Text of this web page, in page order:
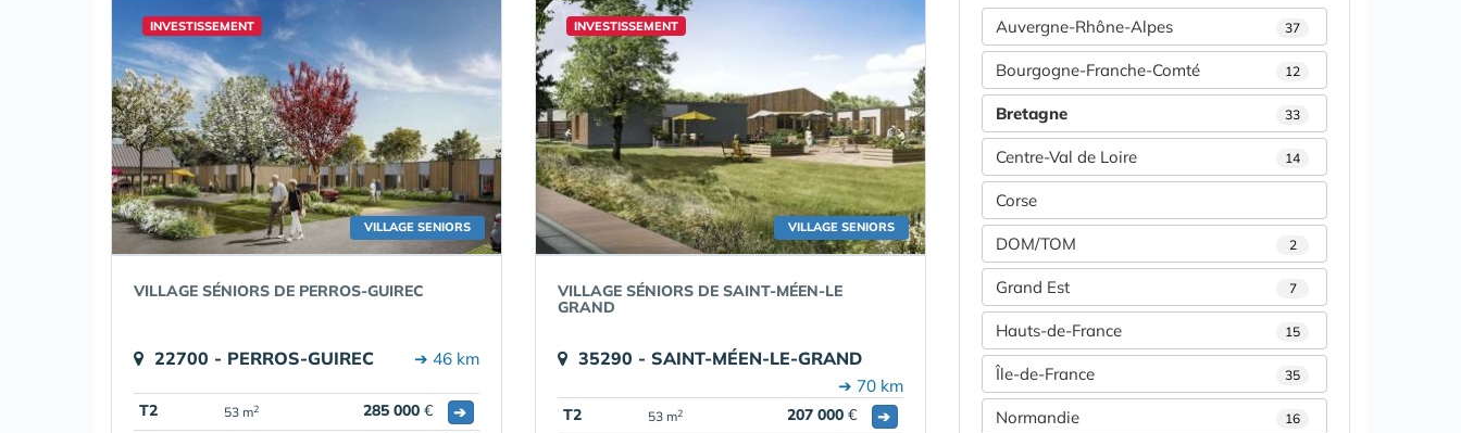
VILLAGE SENIORS
INVESTISSEMENT
VILLAGE SÉNIORS DE PERROS-GUIREC
22700 - PERROS-GUIREC ➔ 46 km
T2 53 m2 285 000 €
➔
VILLAGE SENIORS
INVESTISSEMENT
VILLAGE SÉNIORS DE SAINT-MÉEN-LE
GRAND
35290 - SAINT-MÉEN-LE-GRAND
➔ 70 km
T2 53 m2 207 000 €
➔
Auvergne-Rhône-Alpes 37
Bourgogne-Franche-Comté 12
Bretagne 33
Centre-Val de Loire 14
Corse
DOM/TOM 2
Grand Est 7
Hauts-de-France 15
Île-de-France 35
Normandie 16